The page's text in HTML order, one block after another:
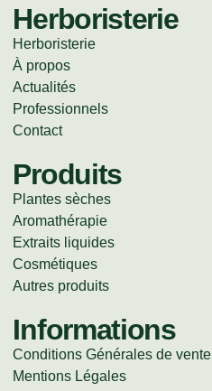
Herboristerie
Herboristerie
À propos
Actualités
Professionnels
Contact
Produits
Plantes sèches
Aromathérapie
Extraits liquides
Cosmétiques
Autres produits
Informations
Conditions Générales de vente
Mentions Légales